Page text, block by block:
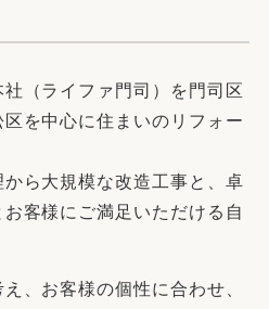
（ライファ門司）を門司区
を中心に住まいのリフォー
ら大規模な改造工事と、卓
客様にご満足いただける自
、お客様の個性に合わせ、